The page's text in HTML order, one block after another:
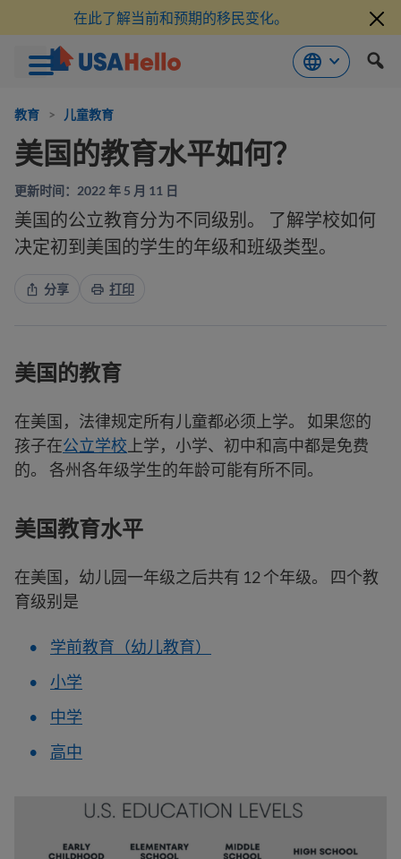
在此了解当前和预期的移民变化。
教育 > 儿童教育
美国的教育水平如何？
更新时间：2022 年 5 月 11 日
美国的公立教育分为不同级别。 了解学校如何
决定初到美国的学生的年级和班级类型。
分享 打印
美国的教育
在美国，法律规定所有儿童都必须上学。 如果您的
孩子在公立学校 上学，小学、初中和高中都是免费
的。 各州各年级学生的年龄可能有所不同。
美国教育水平
在美国，幼儿园一年级之后共有 12 个年级。 四个教
育级别是
学前教育（幼儿教育）
小学
中学
高中